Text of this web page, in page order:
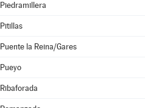
Piedramillera
Pitillas
Puente la Reina/Gares
Pueyo
Ribaforada